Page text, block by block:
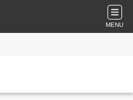
MENU